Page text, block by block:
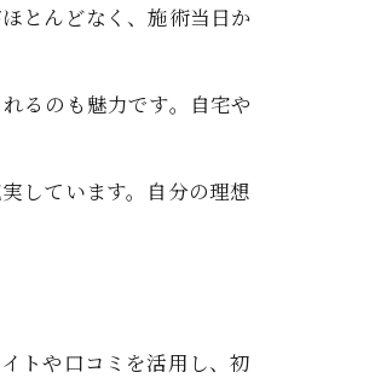
とんどなく、施術当日か
るのも魅力です。自宅や
しています。自分の理想
トや口コミを活用し、初